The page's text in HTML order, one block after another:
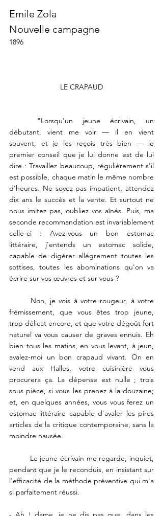
Emile Zola
Nouvelle campagne
1896
LE CRAPAUD
débutant, vient me voir — il en vient
souvent, et je les reçois très bien — le
premier conseil que je lui donne est de lui
dire : Travaillez beaucoup, régulièrement s'il
est possible, chaque matin le même nombre
d'heures. Ne soyez pas impatient, attendez
dix ans le succès et la vente. Et surtout ne
nous imitez pas, oubliez vos aînés. Puis, ma
seconde recommandation est invariablement
celle-ci : Avez-vous un bon estomac
littéraire, j'entends un estomac solide,
capable de digérer allégrement toutes les
sottises, toutes les abominations qu'on va
écrire sur vos œuvres et sur vous ?
frémissement, que vous êtes trop jeune,
trop délicat encore, et que votre dégoût fort
naturel va vous causer de graves ennuis. Eh
bien tous les matins, en vous levant, à jeun,
avalez-moi un bon crapaud vivant. On en
vend aux Halles, votre cuisinière vous
procurera ça. La dépense est nulle ; trois
sous pièce, si vous les prenez à la douzaine;
et, en quelques années, vous vous ferez un
estomac littéraire capable d'avaler les pires
articles de la critique contemporaine, sans la
moindre nausée.
pendant que je le reconduis, en insistant sur
l'efficacité de la méthode préventive qui m'a
si parfaitement réussi.